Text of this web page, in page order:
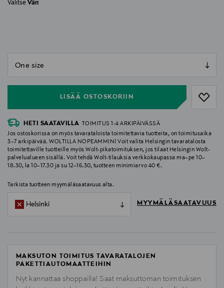
Valitse Väri
LISÄÄ OSTOSKORIIN
HETI SAATAVILLA
TOIMITUS 1-4 ARKIPÄIVÄSSÄ
Jos ostoskorissa on myös tavarataloista toimitettavia tuotteita, on toimitusaika
3–7 arkipäivää. WOLTILLA NOPEAMMIN! Voit valita Helsingin tavaratalosta
toimitettaville tuotteille myös Wolt-pikatoimituksen, jos tilaat Helsingin Wolt-
palvelualueen sisällä. Voit tehdä Wolt-tilauksia verkkokaupassa ma–pe 10–
18.30, la 10–17.30 ja su 12–16.30, tuotteen minimiarvo 40 €.
Tarkista tuotteen myymäläsaatavuus alta.
Helsinki MYYMÄLÄSAATAVUUS
MAKSUTON TOIMITUS TAVARATALOJEN
PAKETTIAUTOMAATTEIHIN
Nyt kannattaa shoppailla! Saat maksuttoman toimituksen